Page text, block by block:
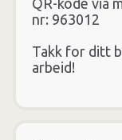
QR-kode via
nr: 963012
Takk for ditt
arbeid!